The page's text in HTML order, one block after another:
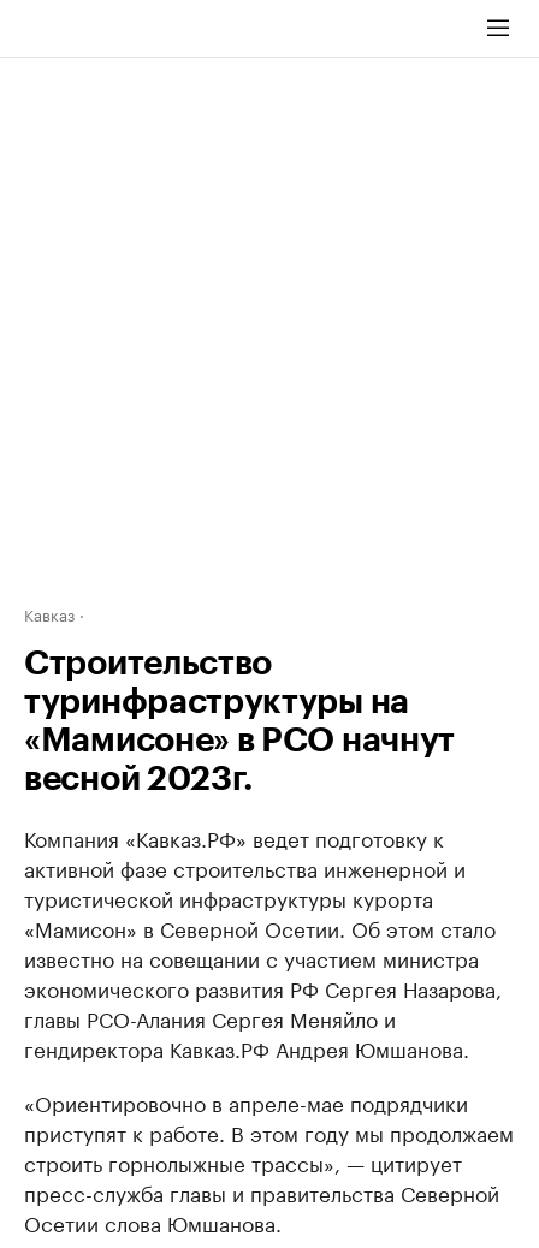
Кавказ
Строительство
туринфраструктуры на
«Мамисоне» в РСО начнут
весной 2023г.
Компания «Кавказ.РФ» ведет подготовку к
активной фазе строительства инженерной и
туристической инфраструктуры курорта
«Мамисон» в Северной Осетии. Об этом стало
известно на совещании с участием министра
экономического развития РФ Сергея Назарова,
главы РСО-Алания Сергея Меняйло и
гендиректора Кавказ.РФ Андрея Юмшанова.
«Ориентировочно в апреле-мае подрядчики
приступят к работе. В этом году мы продолжаем
строить горнолыжные трассы», — цитирует
пресс-служба главы и правительства Северной
Осетии слова Юмшанова.